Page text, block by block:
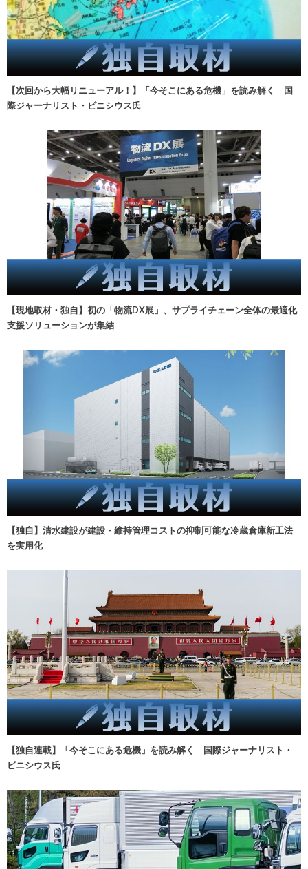
【次回から大幅リニューアル！】「今そこにある危機」を読み解く 国
際ジャーナリスト・ビニシウス氏
【現地取材・独自】初の「物流DX展」、サプライチェーン全体の最適化
支援ソリューションが集結
【独自】清水建設が建設・維持管理コストの抑制可能な冷蔵倉庫新工法
を実用化
【独自連載】「今そこにある危機」を読み解く 国際ジャーナリスト・
ビニシウス氏